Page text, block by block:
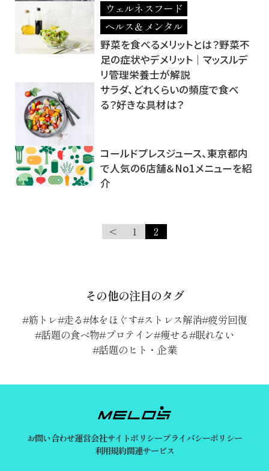
ウェルネスフード
ヘルス＆メンタル
野菜を食べるメリットとは？野菜不
足の症状やデメリット｜マッスルデ
リ管理栄養士が解説
サラダ、どれくらいの頻度で食べ
る？好きな具材は？
コールドプレスジュース、東京都内
で人気の6店舗＆No1メニューを紹
介
< 1 2
その他の注目のタグ
筋トレ 走る 体をほぐす ストレス解消 疲労回復
話題の食べ物 プロテイン 痩せる 眠れない
話題のヒト・企業
お問い合わせ運営会社サイトポリシープライバシーポリシー
利用規約関連サービス